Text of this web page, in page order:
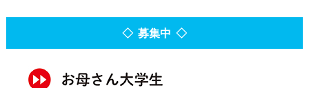
◇ 募集中 ◇